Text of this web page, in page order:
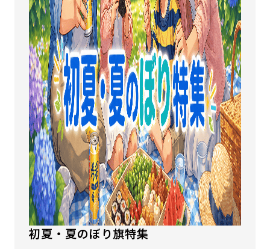
初夏・夏のぼり旗特集